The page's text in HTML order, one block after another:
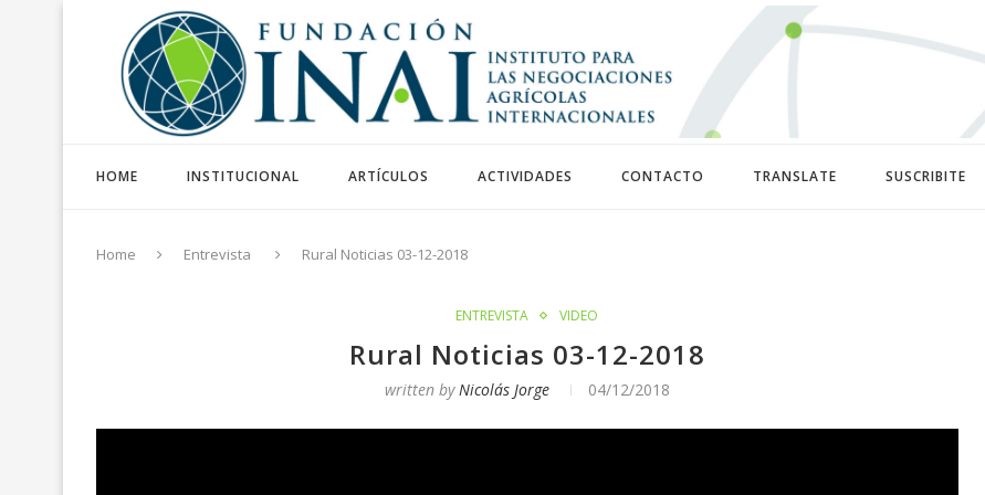
HOME INSTITUCIONAL ARTÍCULOS ACTIVIDADES CONTACTO TRANSLATE SUSCRIBITE
Home Entrevista Rural Noticias 03-12-2018
ENTREVISTA VIDEO
Rural Noticias 03-12-2018
written by Nicolás Jorge 04/12/2018